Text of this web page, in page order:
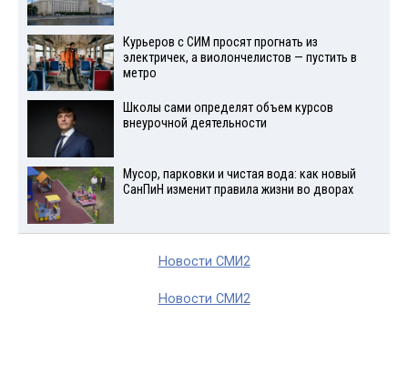
Курьеров с СИМ просят прогнать из
электричек, а виолончелистов — пустить в
метро
Школы сами определят объем курсов
внеурочной деятельности
Мусор, парковки и чистая вода: как новый
СанПиН изменит правила жизни во дворах
Новости СМИ2
Новости СМИ2